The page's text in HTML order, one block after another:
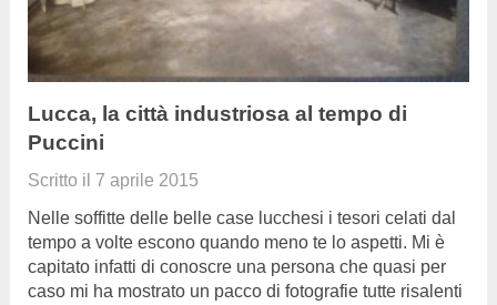
Lucca, la città industriosa al tempo di
Puccini
Scritto il 7 aprile 2015
Nelle soffitte delle belle case lucchesi i tesori celati dal
tempo a volte escono quando meno te lo aspetti. Mi è
capitato infatti di conoscre una persona che quasi per
caso mi ha mostrato un pacco di fotografie tutte risalenti